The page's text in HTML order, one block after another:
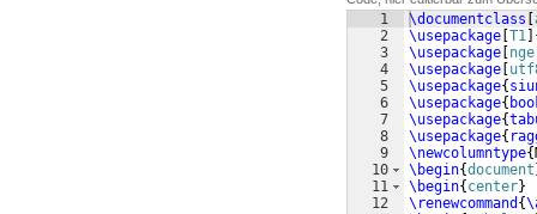
1
2
3
4
5
6
7
8
9
10
11
12
\documentclass
\usepackage T1
\usepackage
\usepackage
\usepackage{
\usepackage{
\usepackage{
\usepackage{
\newcolumntype{
\begin{document
\begin{ center}
\renewcommand {